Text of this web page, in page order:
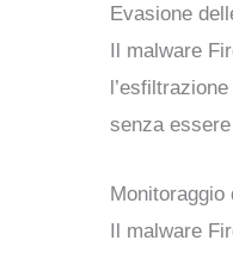
Evasione
Il malware
senza
Il malware